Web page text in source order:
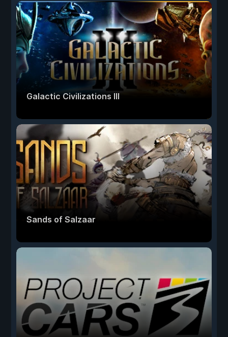
Galactic Civilizations III
Sands of Salzaar